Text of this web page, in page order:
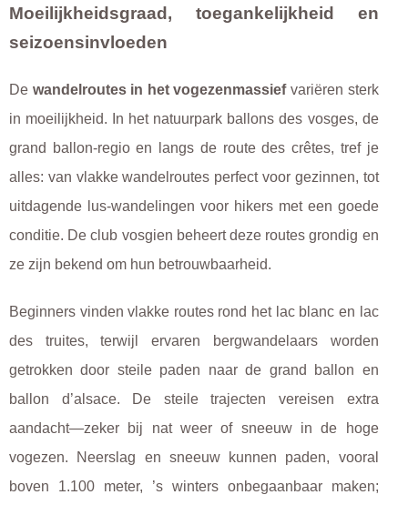
Moeilijkheidsgraad, toegankelijkheid en
seizoensinvloeden
De wandelroutes in het vogezenmassiefvariëren sterk
in moeilijkheid. In het natuurpark ballons des vosges, de
grand ballon-regio en langs de route des crêtes, tref je
alles: van vlakke wandelroutes perfect voor gezinnen, tot
uitdagende lus-wandelingen voor hikers met een goede
conditie. De club vosgien beheert deze routes grondig en
ze zijn bekend om hun betrouwbaarheid.
Beginners vinden vlakke routes rond het lac blanc en lac
des truites, terwijl ervaren bergwandelaars worden
getrokken door steile paden naar de grand ballon en
ballon d’alsace. De steile trajecten vereisen extra
aandacht—zeker bij nat weer of sneeuw in de hoge
vogezen. Neerslag en sneeuw kunnen paden, vooral
boven 1.100 meter, ’s winters onbegaanbaar maken;